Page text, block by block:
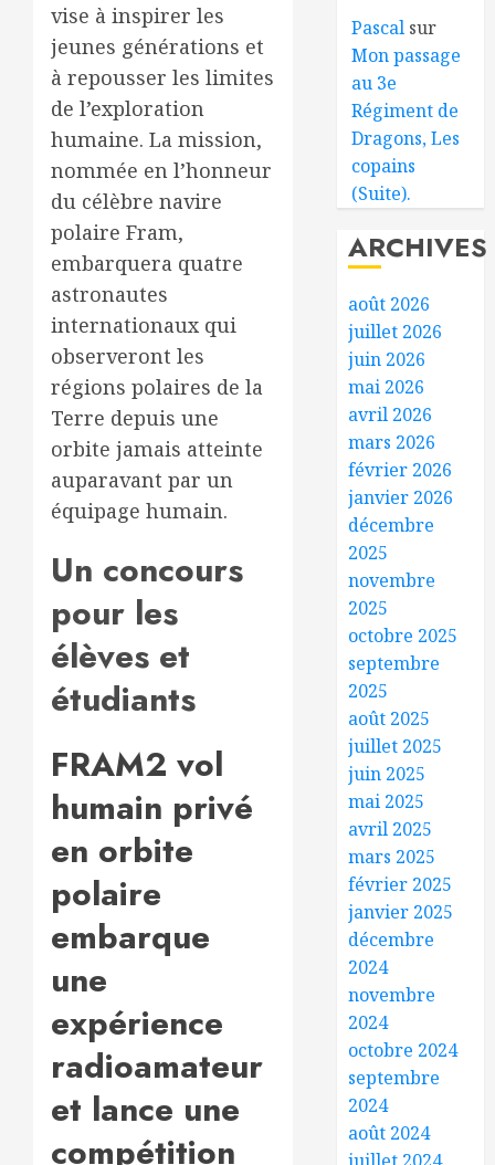
vise à inspirer les
jeunes générations et
à repousser les limites
de l’exploration
humaine. La mission,
nommée en l’honneur
du célèbre navire
polaire Fram,
embarquera quatre
astronautes
internationaux qui
observeront les
régions polaires de la
Terre depuis une
orbite jamais atteinte
auparavant par un
équipage humain.
Un concours
pour les
élèves et
étudiants
FRAM2 vol
humain privé
en orbite
polaire
embarque
une
expérience
radioamateur
et lance une
compétition
Pascal sur
Mon passage
au 3e
Régiment de
Dragons, Les
copains
(Suite).
ARCHIVES
août 2026
juillet 2026
juin 2026
mai 2026
avril 2026
mars 2026
février 2026
janvier 2026
décembre
2025
novembre
2025
octobre 2025
septembre
2025
août 2025
juillet 2025
juin 2025
mai 2025
avril 2025
mars 2025
février 2025
janvier 2025
décembre
2024
novembre
2024
octobre 2024
septembre
2024
août 2024